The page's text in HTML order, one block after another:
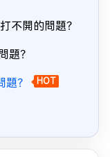
不開的問題？
題？
？ HOT